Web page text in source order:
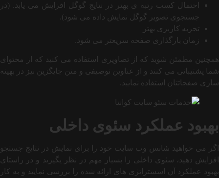
احتمال کسب رتبه ی بهتر در نتایج گوگل افزایش می یابد. (در
جستجوی تصویر گوگل نمایش داده می شود).
تجربه کاربری بهتر
زمان بارگذاری صفحه سریعتر می شود.
همچنین مطمئن شوید که از تصاویری استفاده می کنید که از محتوای
شما پشتیبانی می کنند و از عناوین توصیفی و متن جایگزین نیز در بهینه
سازی صفجاتتان استفاده نمایید.
بهبود عملکرد سئوی داخلی
اگر می خواهید شانس وب سایت خود را برای نمایش در نتایج جستجو
افزایش دهید، سئوی داخلی را بسیار مهم در نظر یگیرید و در راستای
بهبود عملکرد آن اسستراتژی های ارائه شده را بررسی نمایید و به کار